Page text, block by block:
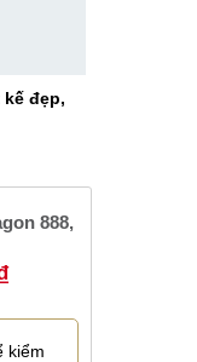
kế đẹp,
888,
kiểm